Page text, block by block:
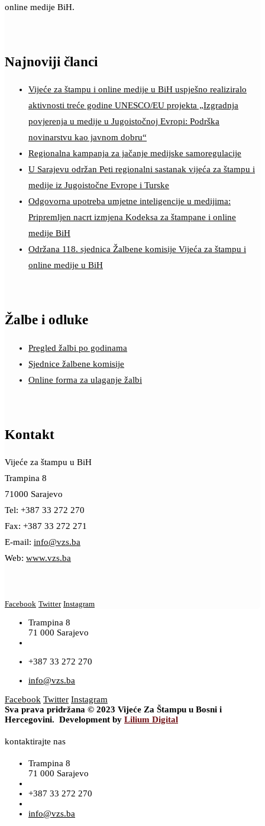
online medije BiH.
Najnoviji članci
Vijeće za štampu i online medije u BiH uspješno realiziralo
aktivnosti treće godine UNESCO/EU projekta „Izgradnja
povjerenja u medije u Jugoistočnoj Evropi: Podrška
novinarstvu kao javnom dobru“
Regionalna kampanja za jačanje medijske samoregulacije
U Sarajevu održan Peti regionalni sastanak vijeća za štampu i
medije iz Jugoistočne Evrope i Turske
Odgovorna upotreba umjetne inteligencije u medijima:
Pripremljen nacrt izmjena Kodeksa za štampane i online
medije BiH
Održana 118. sjednica Žalbene komisije Vijeća za štampu i
online medije u BiH
Žalbe i odluke
Pregled žalbi po godinama
Sjednice žalbene komisije
Online forma za ulaganje žalbi
Kontakt
Vijeće za štampu u BiH
Trampina 8
71000 Sarajevo
Tel: +387 33 272 270
Fax: +387 33 272 271
E-mail: info@vzs.ba
Web: www.vzs.ba
Facebook Twitter Instagram
Trampina 8
71 000 Sarajevo
+387 33 272 270
info@vzs.ba
Facebook Twitter Instagram
Sva prava pridržana © 2023 Vijeće Za Štampu u Bosni i
Hercegovini. Development by Lilium Digital
kontaktirajte nas
Trampina 8
71 000 Sarajevo
+387 33 272 270
info@vzs.ba